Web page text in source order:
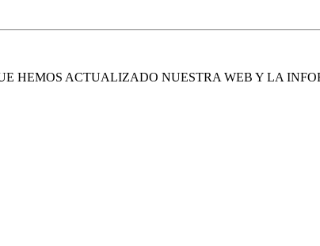
HEMOS ACTUALIZADO NUESTRA WEB Y LA